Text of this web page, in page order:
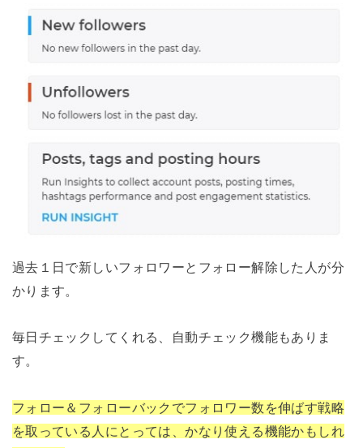
過去１日で新しいフォロワーとフォロー解除した人が分
かります。
毎日チェックしてくれる、自動チェック機能もありま
す。
フォロー＆フォローバックでフォロワー数を伸ばす戦略
を取っている人にとっては、かなり使える機能かもしれ